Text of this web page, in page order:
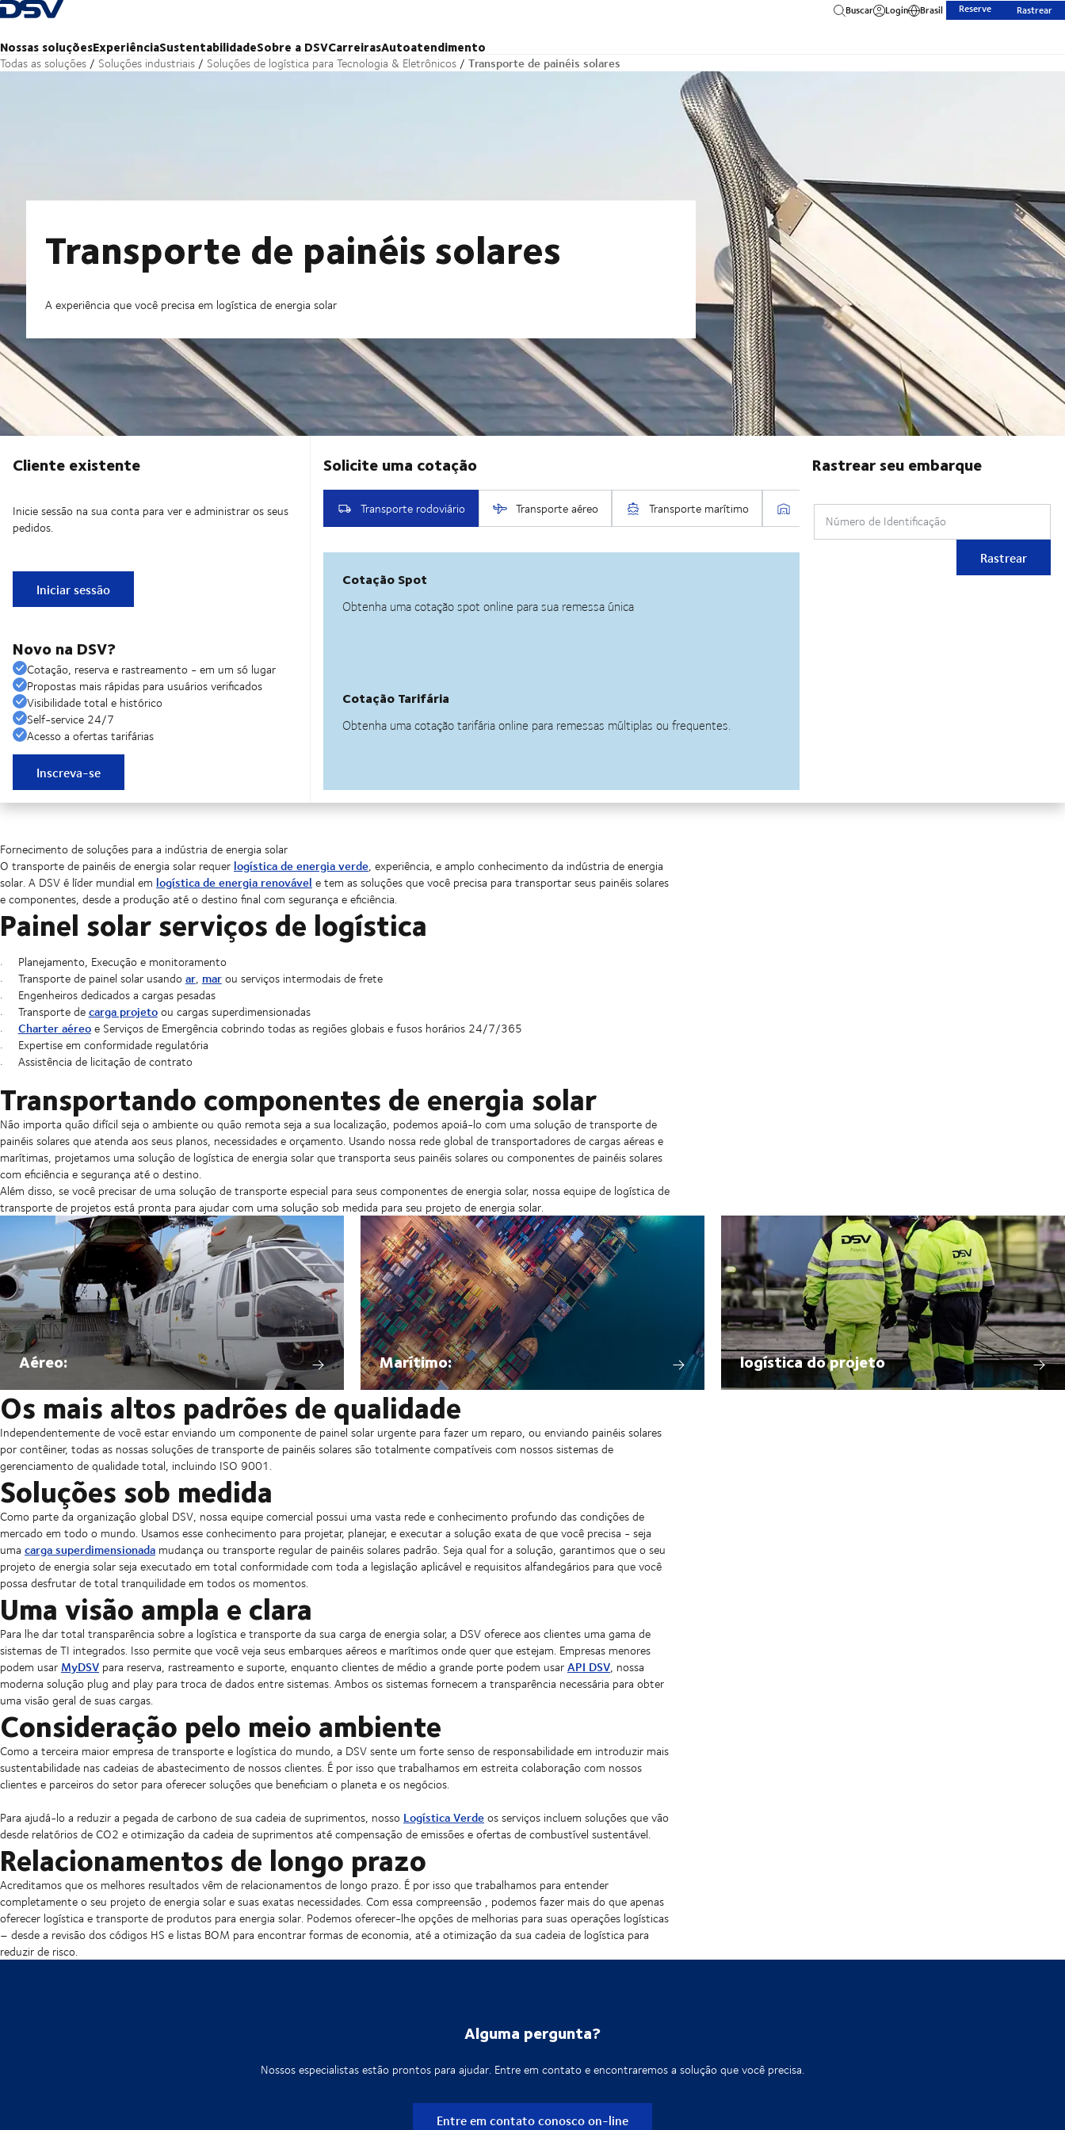
Voltar à página inicial
Nossas soluçõesExperiênciaSustentabilidadeSobre a DSVCarreirasAutoatendimento
Buscar Login Brasil Reserve Rastrear
Todas as soluções Soluções industriais Soluções de logística para Tecnologia & Eletrônicos Transporte de painéis solares
Transporte de painéis solares
A experiência que você precisa em logística de energia solar
Cliente existente
Inicie sessão na sua conta para ver e administrar os seus
pedidos.
Iniciar sessão
Novo na DSV?
Cotação, reserva e rastreamento - em um só lugar
Propostas mais rápidas para usuários verificados
Visibilidade total e histórico
Self-service 24/7
Acesso a ofertas tarifárias
Inscreva-se
Rastrear seu embarque
Número de Identificação
Rastrear
Fornecimento de soluções para a indústria de energia solar
O transporte de painéis de energia solar requer logística de energia verde, experiência, e amplo conhecimento da indústria de energia
solar. A DSV é líder mundial em logística de energia renovável e tem as soluções que você precisa para transportar seus painéis solares
e componentes, desde a produção até o destino final com segurança e eficiência.
Painel solarserviços de logística
Planejamento, Execução e monitoramento
Transporte de painel solar usandoar, marou serviços intermodais de frete
Engenheiros dedicados a cargas pesadas
Transporte decarga projetoou cargas superdimensionadas
Charter aéreoe Serviços de Emergência cobrindo todas as regiões globais e fusos horários 24/7/365
Expertise em conformidade regulatória
Assistência de licitação de contrato
Transportando componentes de energia solar
Não importa quão difícil seja o ambiente ou quão remota seja a sua localização, podemos apoiá-lo com uma solução de transporte de
painéis solares que atenda aos seus planos, necessidades e orçamento. Usando nossa rede global de transportadores de cargas aéreas e
marítimas, projetamos uma solução de logística de energia solar que transporta seus painéis solares ou componentes de painéis solares
com eficiência e segurança até o destino.
Além disso, se você precisar de uma solução de transporte especial para seus componentes de energia solar, nossa equipe de logística de
transporte de projetos está pronta para ajudar com uma solução sob medida para seu projeto de energia solar.
Aéreo: Marítimo: logística do projeto
Os mais altos padrões de qualidade
Independentemente de você estar enviando um componente de painel solar urgente para fazer um reparo, ou enviando painéis solares
por contêiner, todas as nossas soluções de transporte de painéis solares são totalmente compatíveis com nossos sistemas de
gerenciamento de qualidade total, incluindo ISO 9001.
Soluções sob medida
Como parte da organização global DSV, nossa equipe comercial possui uma vasta rede e conhecimento profundo das condições de
mercado em todo o mundo. Usamos esse conhecimento para projetar, planejar, e executar a solução exata de que você precisa - seja
uma carga superdimensionada mudança ou transporte regular de painéis solares padrão. Seja qual for a solução, garantimos que o seu
projeto de energia solar seja executado em total conformidade com toda a legislação aplicável e requisitos alfandegários para que você
possa desfrutar de total tranquilidade em todos os momentos.
Uma visão ampla e clara
Para lhe dar total transparência sobre a logística e transporte da sua carga de energia solar, a DSV oferece aos clientes uma gama de
sistemas de TI integrados. Isso permite que você veja seus embarques aéreos e marítimos onde quer que estejam. Empresas menores
podem usar MyDSV para reserva, rastreamento e suporte, enquanto clientes de médio a grande porte podem usarAPI DSV, nossa
moderna solução plug and play para troca de dados entre sistemas. Ambos os sistemas fornecem a transparência necessária para obter
uma visão geral de suas cargas.
Consideração pelo meio ambiente
Como a terceira maior empresa de transporte e logística do mundo, a DSV sente um forte senso de responsabilidade em introduzir mais
sustentabilidade nas cadeias de abastecimento de nossos clientes. É por isso que trabalhamos em estreita colaboração com nossos
clientes e parceiros do setor para oferecer soluções que beneficiam o planeta e os negócios.
Para ajudá-lo a reduzir a pegada de carbono de sua cadeia de suprimentos, nosso Logística Verdeos serviços incluem soluções que vão
desde relatórios de CO2 e otimização da cadeia de suprimentos até compensação de emissões e ofertas de combustível sustentável.
Relacionamentos de longo prazo
Acreditamos que os melhores resultados vêm de relacionamentos de longo prazo. É por isso que trabalhamos para entender
completamente o seu projeto de energia solar e suas exatas necessidades. Com essa compreensão , podemos fazer mais do que apenas
oferecer logística e transporte de produtos para energia solar. Podemos oferecer-lhe opções de melhorias para suas operações logísticas
– desde a revisão dos códigos HS e listas BOM para encontrar formas de economia, até a otimização da sua cadeia de logística para
reduzir de risco.
Alguma pergunta?
Nossos especialistas estão prontos para ajudar. Entre em contato e encontraremos a solução que você precisa.
Entre em contato conosco on-line